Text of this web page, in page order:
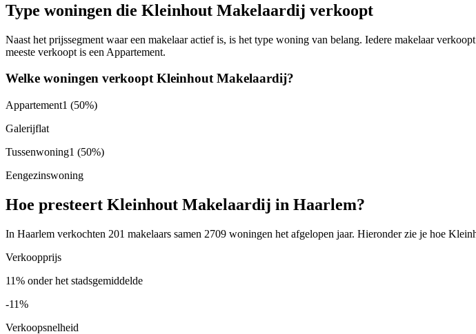
Type woningen die Kleinhout Makelaardij verkoopt
Naast het prijssegment waar een makelaar actief is, is het type woning van belang. Iedere makelaar
meeste verkoopt is een Appartement.
Welke woningen verkoopt Kleinhout Makelaardij?
Appartement1 (50%)
Galerijflat
Tussenwoning1 (50%)
Eengezinswoning
Hoe presteert Kleinhout Makelaardij in Haarlem?
In Haarlem verkochten 201 makelaars samen 2709 woningen het afgelopen jaar. Hieronder zie je hoe
Verkoopprijs
11% onder het stadsgemiddelde
-11%
Verkoopsnelheid